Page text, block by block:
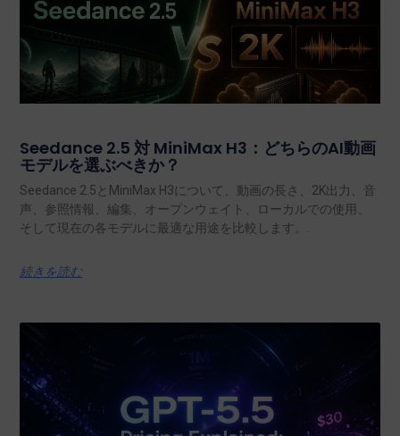
Seedance 2.5 対 MiniMax H3：どちらのAI動画
モデルを選ぶべきか？
Seedance 2.5とMiniMax H3について、動画の長さ、2K出力、音
声、参照情報、編集、オープンウェイト、ローカルでの使用、
そして現在の各モデルに最適な用途を比較します。.
続きを読む